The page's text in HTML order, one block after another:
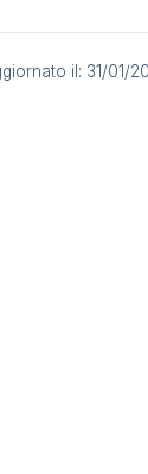
il: 31/01/